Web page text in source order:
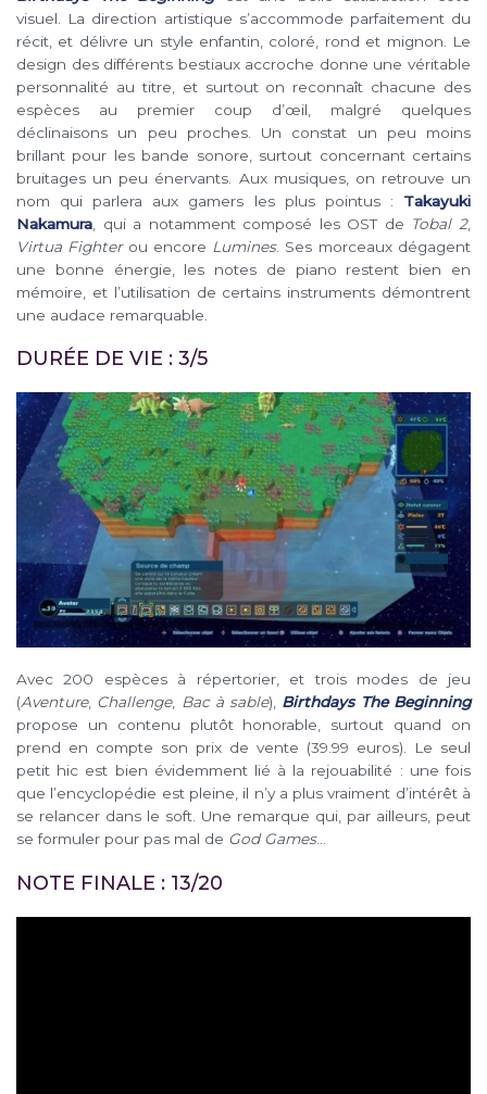
visuel. La direction artistique s’accommode parfaitement du
récit, et délivre un style enfantin, coloré, rond et mignon. Le
design des différents bestiaux accroche donne une véritable
personnalité au titre, et surtout on reconnaît chacune des
espèces au premier coup d’œil, malgré quelques
déclinaisons un peu proches. Un constat un peu moins
brillant pour les bande sonore, surtout concernant certains
bruitages un peu énervants. Aux musiques, on retrouve un
nom qui parlera aux gamers les plus pointus : Takayuki
Nakamura , qui a notamment composé les OST de Tobal 2,
Virtua Fighterou encore Lumines. Ses morceaux dégagent
une bonne énergie, les notes de piano restent bien en
mémoire, et l’utilisation de certains instruments démontrent
une audace remarquable.
DURÉE DE VIE : 3/5
Avec 200 espèces à répertorier, et trois modes de jeu
(Aventure, Challenge, Bac à sable), Birthdays The Beginning
propose un contenu plutôt honorable, surtout quand on
prend en compte son prix de vente (39.99 euros). Le seul
petit hic est bien évidemment lié à la rejouabilité : une fois
que l’encyclopédie est pleine, il n’y a plus vraiment d’intérêt à
se relancer dans le soft. Une remarque qui, par ailleurs, peut
se formuler pour pas mal de God Games…
NOTE FINALE : 13/20